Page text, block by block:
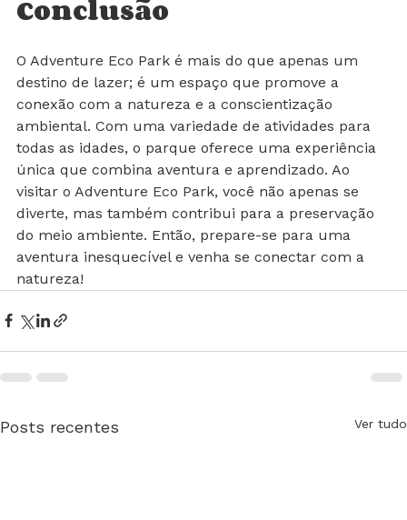
Conclusão
O Adventure Eco Park é mais do que apenas um
destino de lazer; é um espaço que promove a
conexão com a natureza e a conscientização
ambiental. Com uma variedade de atividades para
todas as idades, o parque oferece uma experiência
única que combina aventura e aprendizado. Ao
visitar o Adventure Eco Park, você não apenas se
diverte, mas também contribui para a preservação
do meio ambiente. Então, prepare-se para uma
aventura inesquecível e venha se conectar com a